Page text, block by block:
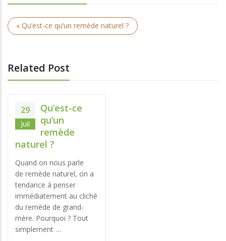
« Qu’est-ce qu’un remède naturel ?
Related Post
29
Juil
Qu’est-ce
qu’un
remède
naturel ?
Quand on nous parle
de remède naturel, on a
tendance à penser
immédiatement au cliché
du remède de grand-
mère. Pourquoi ? Tout
simplement …